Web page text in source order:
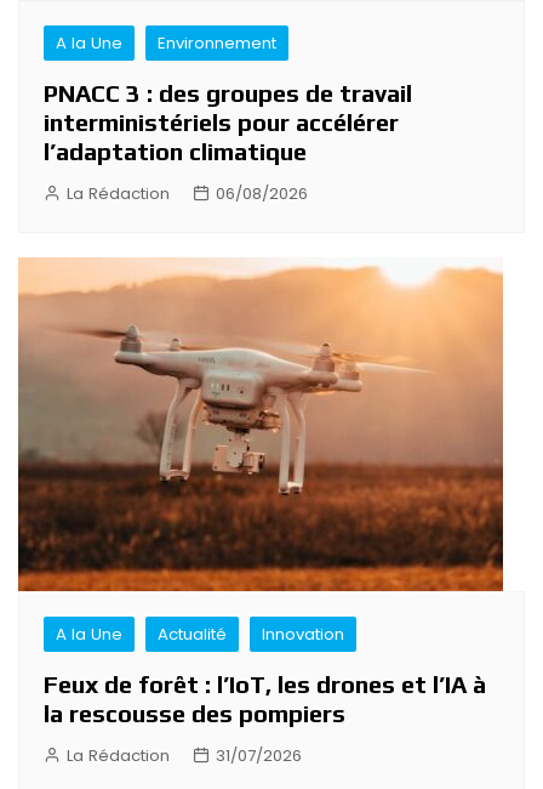
A la Une Environnement
PNACC 3 : des groupes de travail
interministériels pour accélérer
l’adaptation climatique
La Rédaction 06/08/2026
A la Une Actualité Innovation
Feux de forêt : l’IoT, les drones et l’IA à
la rescousse des pompiers
La Rédaction 31/07/2026